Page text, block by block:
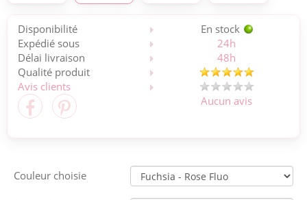
Disponibilité
En stock
Expédié sous
24h
Délai livraison
48h
Qualité produit
Avis clients
Aucun avis
Couleur choisie